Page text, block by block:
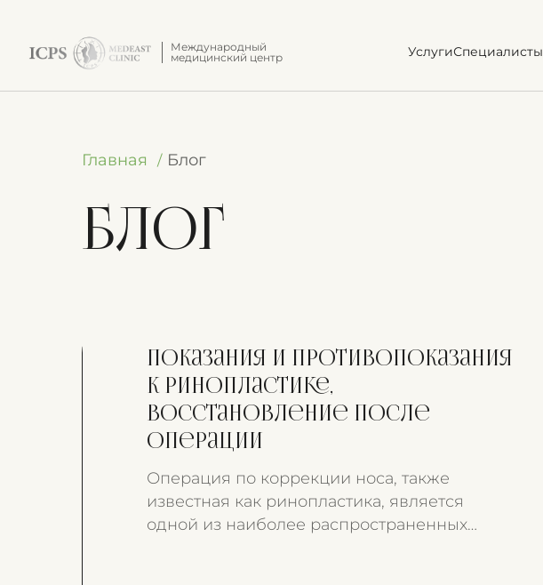
Международный
медицинский центр
УслугиСпециалисты
Главная Блог
Блог
Показания и противопоказания
к ринопластике,
восстановление после
операции
Операция по коррекции носа, также
известная как ринопластика, является
одной из наиболее распространенных